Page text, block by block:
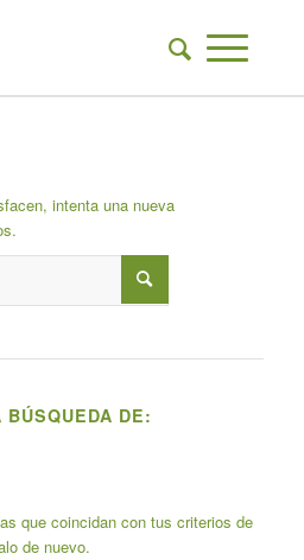
intenta una nueva
DE:
que coincidan con tus criterios de
de nuevo.